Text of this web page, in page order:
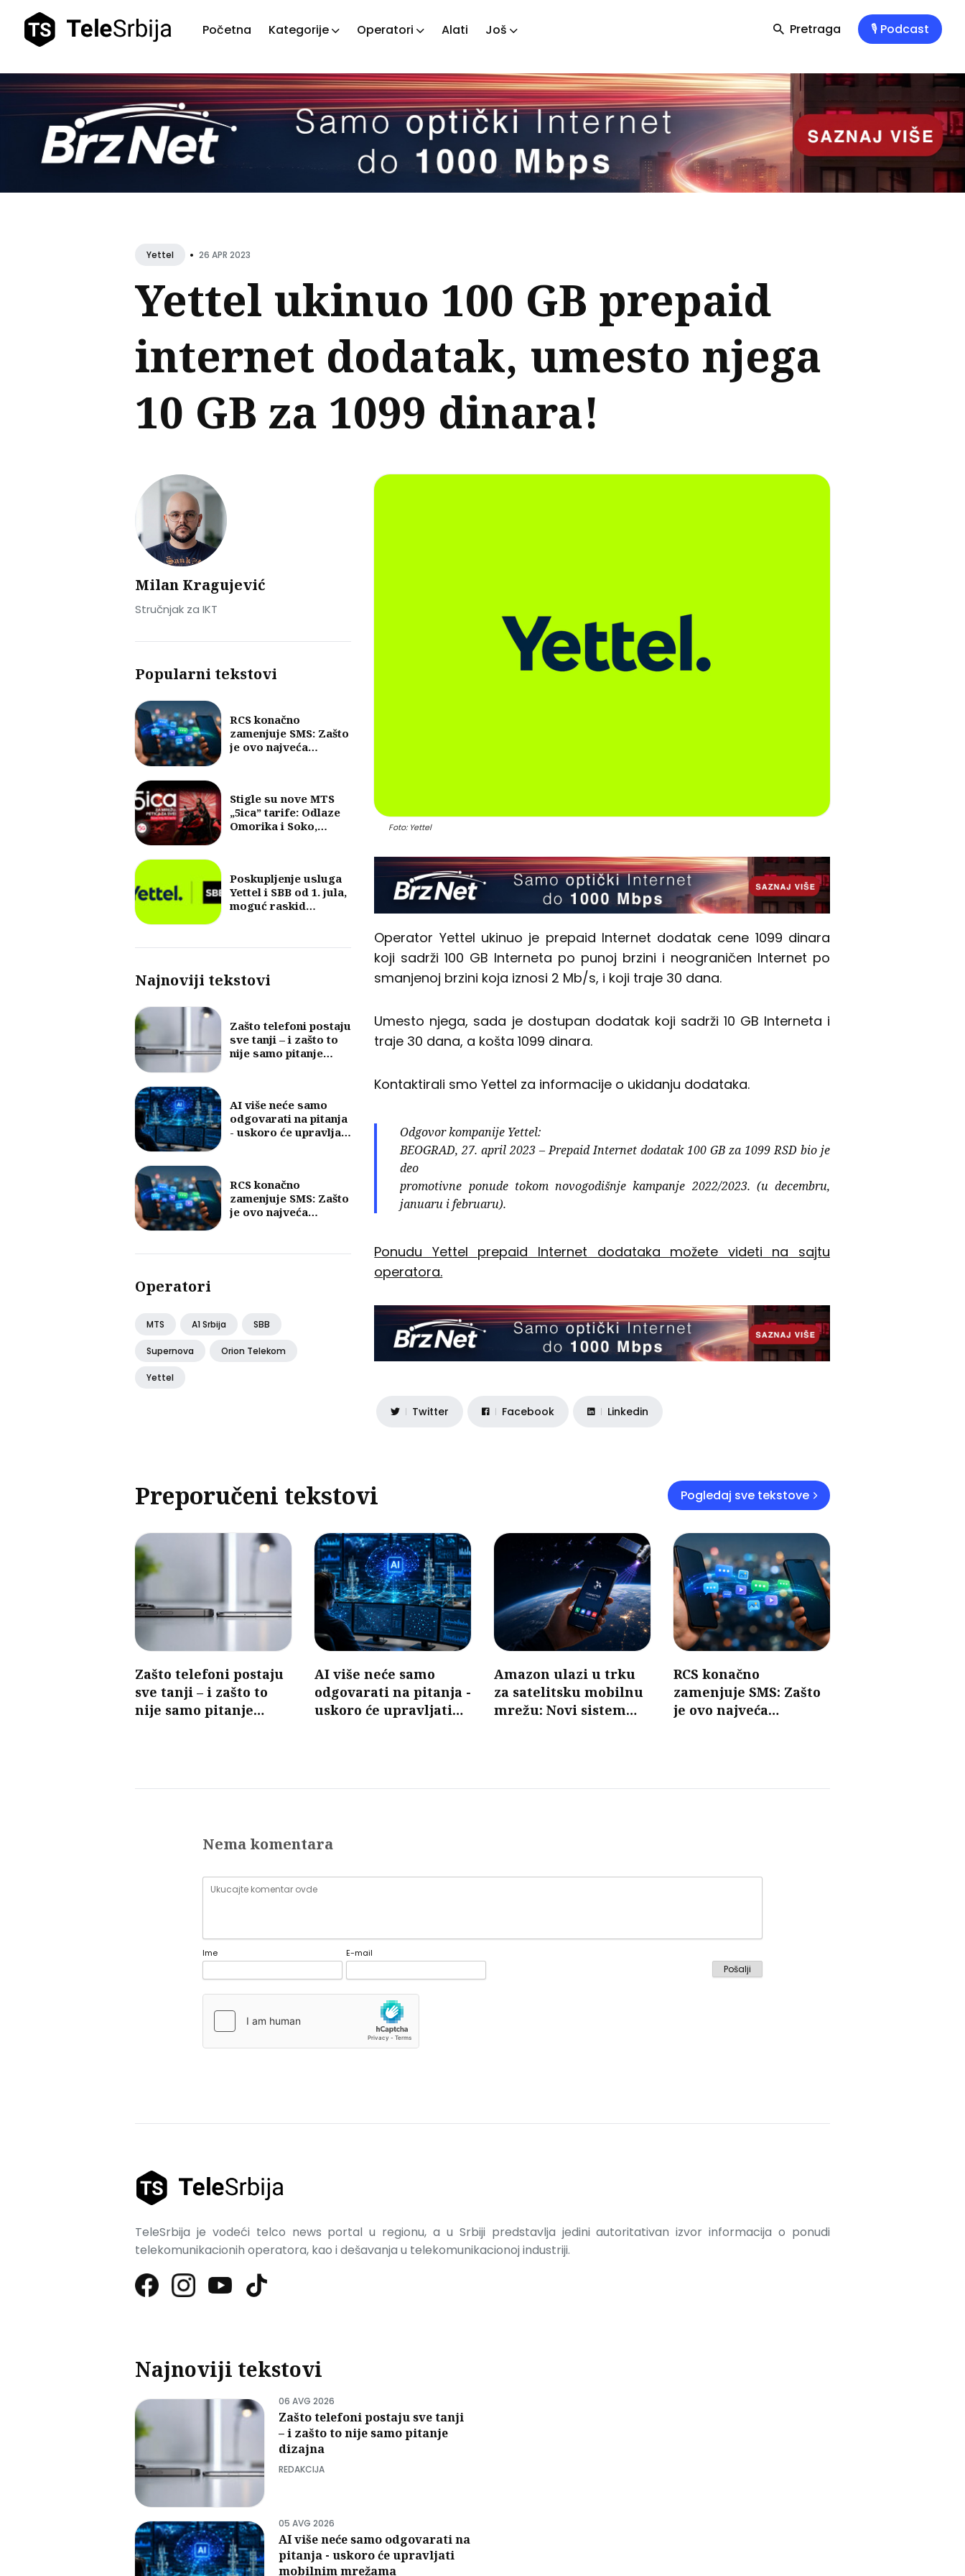
Početna Kategorije Operatori Alati Još Pretraga 🎙️ Podcast
Pretražite
tekstove
Yettel • 26 APR 2023
Yettel ukinuo 100 GB prepaid
internet dodatak, umesto njega
10 GB za 1099 dinara!
Milan Kragujević
Stručnjak za IKT
Popularni tekstovi
RCS konačno
zamenjuje SMS: Zašto
je ovo najveća
Stigle su nove MTS
„5ica” tarife: Odlaze
Omorika i Soko,
Poskupljenje usluga
Yettel i SBB od 1. jula,
moguć raskid
Najnoviji tekstovi
Zašto telefoni postaju
sve tanji – i zašto to
nije samo pitanje
AI više neće samo
odgovarati na pitanja
- uskoro će upravljati
RCS konačno
zamenjuje SMS: Zašto
je ovo najveća
30 godina?
Operatori
MTS A1 Srbija SBB
Supernova Orion Telekom
Yettel
Foto: Yettel
Operator Yettel ukinuo je prepaid Internet dodatak cene 1099 dinara
koji sadrži 100 GB Interneta po punoj brzini i neograničen Internet po
smanjenoj brzini koja iznosi 2 Mb/s, i koji traje 30 dana.
Umesto njega, sada je dostupan dodatak koji sadrži 10 GB Interneta i
traje 30 dana, a košta 1099 dinara.
Kontaktirali smo Yettel za informacije o ukidanju dodataka.
Odgovor kompanije Yettel:
BEOGRAD, 27. april 2023 – Prepaid Internet dodatak 100 GB za 1099 RSD bio je
deo
promotivne ponude tokom novogodišnje kampanje 2022/2023. (u decembru,
januaru i februaru).
Ponudu Yettel prepaid Internet dodataka možete videti na sajtu
operatora.
Twitter Facebook Linkedin
Preporučeni tekstovi Pogledaj sve tekstove
Zašto telefoni postaju
sve tanji – i zašto to
nije samo pitanje
AI više neće samo
odgovarati na pitanja -
uskoro će upravljati
Amazon ulazi u trku
za satelitsku mobilnu
mrežu: Novi sistem
RCS konačno
zamenjuje SMS: Zašto
je ovo najveća
Nema komentara
Ime E-mail
TeleSrbija je vodeći telco news portal u regionu, a u Srbiji predstavlja jedini autoritativan izvor informacija o ponudi
telekomunikacionih operatora, kao i dešavanja u telekomunikacionoj industriji.
Najnoviji tekstovi
06 AVG 2026
Zašto telefoni postaju sve tanji
– i zašto to nije samo pitanje
dizajna
REDAKCIJA
05 AVG 2026
AI više neće samo odgovarati na
pitanja - uskoro će upravljati
mobilnim mrežama